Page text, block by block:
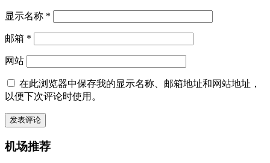
显示名称 *
邮箱 *
网站
在此浏览器中保存我的显示名称、邮箱地址和网站地址，
以便下次评论时使用。
机场推荐